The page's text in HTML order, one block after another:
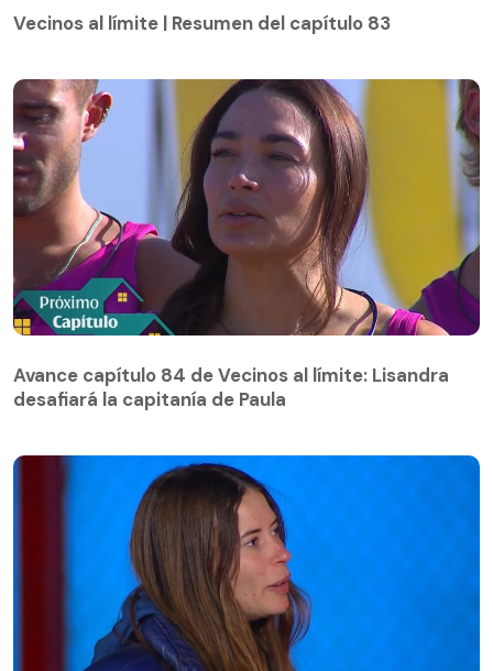
Vecinos al límite | Resumen del capítulo 83
desafiará la capitanía de Paula
Avance capítulo 84 de Vecinos al límite: Lisandra
desafiará la capitanía de Paula